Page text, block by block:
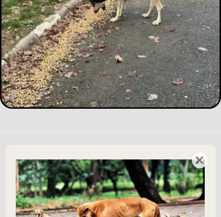
Geef een reactie
Je e-mailadres wordt niet gepubliceerd. Vereiste velden zijn gemarkeerd met*
Reactie*
×